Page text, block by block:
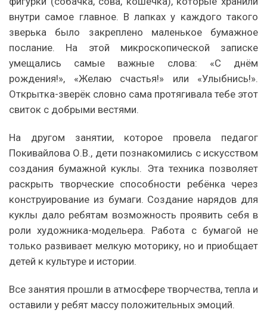
внутри самое главное. В лапках у каждого такого
зверька было закреплено маленькое бумажное
послание. На этой микроскопической записке
умещались самые важные слова: «С днём
рождения!», «Желаю счастья!» или «Улыбнись!».
Открытка-зверёк словно сама протягивала тебе этот
свиток с добрыми вестями.
На другом занятии, которое провела педагог
Покивайлова О.В., дети познакомились с искусством
создания бумажной куклы. Эта техника позволяет
раскрыть творческие способности ребёнка через
конструирование из бумаги. Создание нарядов для
куклы дало ребятам возможность проявить себя в
роли художника-модельера. Работа с бумагой не
только развивает мелкую моторику, но и приобщает
детей к культуре и истории.
Все занятия прошли в атмосфере творчества, тепла и
оставили у ребят массу положительных эмоций.